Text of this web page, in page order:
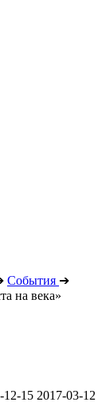
События ➔
на века»
12-15 2017-03-12